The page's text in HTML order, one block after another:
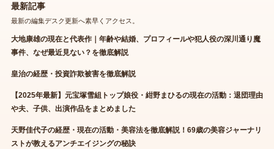
最新記事
最新の編集デスク更新へ素早くアクセス。
大地康雄の現在と代表作｜年齢や結婚、プロフィールや犯人役の深川通り魔
事件、なぜ最近見ない？を徹底解説
皇治の経歴・投資詐欺被害を徹底解説
【2025年最新】元宝塚雪組トップ娘役・紺野まひるの現在の活動：退団理由
や夫、子供、出演作品をまとめました
天野佳代子の経歴・現在の活動・美容法を徹底解説！69歳の美容ジャーナリ
ストが教えるアンチエイジングの秘訣